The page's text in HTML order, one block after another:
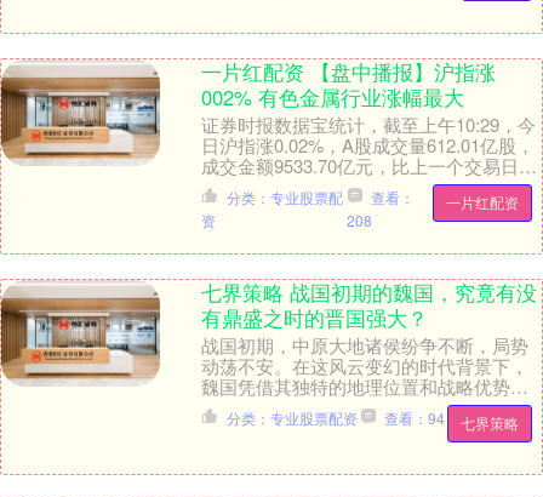
一片红配资 【盘中播报】沪指涨
002% 有色金属行业涨幅最大
证券时报数据宝统计，截至上午10:29，今
日沪指涨0.02%，A股成交量612.01亿股，
成交金额9533.70亿元，比上一个交易日减
少26.14%。个股方面，....
一片红配资
分类：专业股票配
资
查看：
208
七界策略 战国初期的魏国，究竟有没
有鼎盛之时的晋国强大？
战国初期，中原大地诸侯纷争不断，局势
动荡不安。在这风云变幻的时代背景下，
魏国凭借其独特的地理位置和战略优势，
逐渐在三晋地区崭露头角。从军事版图来
看，魏国西面牢牢....
七界策略
分类：专业股票配资 查看：94